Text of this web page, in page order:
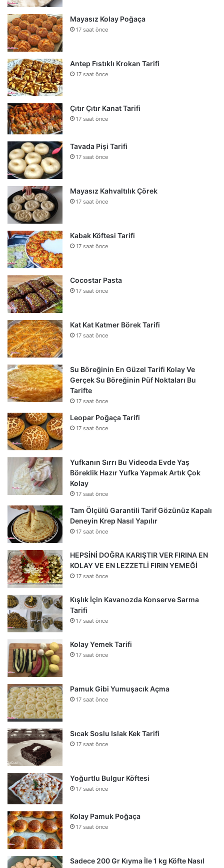
Mayasız Kolay Poğaça
17 saat önce
Antep Fıstıklı Krokan Tarifi
17 saat önce
Çıtır Çıtır Kanat Tarifi
17 saat önce
Tavada Pişi Tarifi
17 saat önce
Mayasız Kahvaltılık Çörek
17 saat önce
Kabak Köftesi Tarifi
17 saat önce
Cocostar Pasta
17 saat önce
Kat Kat Katmer Börek Tarifi
17 saat önce
Su Böreğinin En Güzel Tarifi Kolay Ve
Gerçek Su Böreğinin Püf Noktaları Bu
Tarifte
17 saat önce
Leopar Poğaça Tarifi
17 saat önce
Yufkanın Sırrı Bu Videoda Evde Yaş
Böreklik Hazır Yufka Yapmak Artık Çok
Kolay
17 saat önce
Tam Ölçülü Garantili Tarif Gözünüz Kapalı
Deneyin Krep Nasıl Yapılır
17 saat önce
HEPSİNİ DOĞRA KARIŞTIR VER FIRINA EN
KOLAY VE EN LEZZETLİ FIRIN YEMEĞİ
17 saat önce
Kışlık İçin Kavanozda Konserve Sarma
Tarifi
17 saat önce
Kolay Yemek Tarifi
17 saat önce
Pamuk Gibi Yumuşacık Açma
17 saat önce
Sıcak Soslu Islak Kek Tarifi
17 saat önce
Yoğurtlu Bulgur Köftesi
17 saat önce
Kolay Pamuk Poğaça
17 saat önce
Sadece 200 Gr Kıyma İle 1 kg Köfte Nasıl